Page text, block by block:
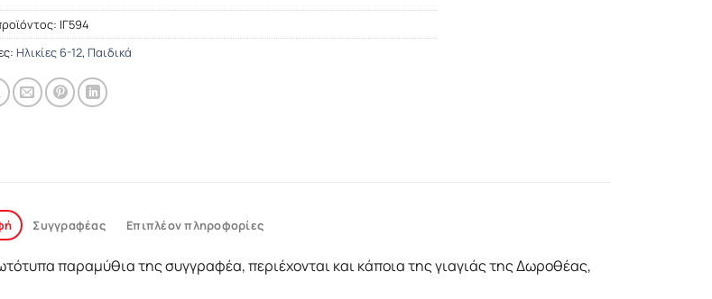
ΙΓ594
Ηλικίες 6-12, Παιδικά
Συγγραφέας Επιπλέον πληροφορίες
παραµύθια της συγγραφέα, περιέχονται και κάποια της γιαγιάς της Δωροθέας,